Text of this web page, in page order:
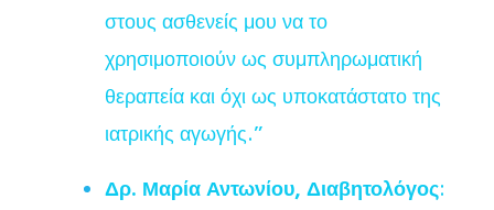
στους ασθενείς μου να το
χρησιμοποιούν ως συμπληρωματική
θεραπεία και όχι ως υποκατάστατο της
ιατρικής αγωγής.”
Δρ. Μαρία Αντωνίου, Διαβητολόγος: